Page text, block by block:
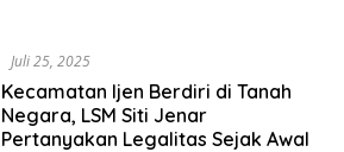
Juli 25, 2025
Kecamatan Ijen Berdiri di Tanah
Negara, LSM Siti Jenar
Pertanyakan Legalitas Sejak Awal